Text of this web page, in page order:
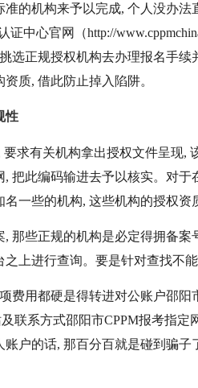
准的机构来予以完成, 个人没办
证中心官网（http://
选正规授权机构去办理报名手
质, 借此防止掉入陷阱。
性
要求有关机构拿出授权文件呈现,
, 把此编码输进去予以核实。对
一些的机构, 这些机构的授权资
那些正规的机构是必定得拥备案
之上进行查询。要是针对查找不
费用都硬是得转进对公账户邵
联系方式邵阳市CPPM报考指
户的话, 那百分百就是碰到骗子